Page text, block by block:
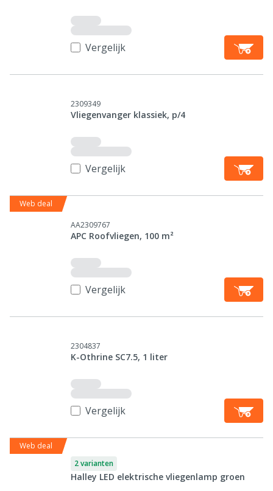
Vergelijk
2309349
Vliegenvanger klassiek, p/4
Vergelijk
Web deal
AA2309767
APC Roofvliegen, 100 m²
Vergelijk
2304837
K-Othrine SC7.5, 1 liter
Vergelijk
Web deal
2 varianten
Halley LED elektrische vliegenlamp groen